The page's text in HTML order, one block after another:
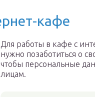
кафе
Для работы в кафе с
нужно позаботиться о
чтобы персональные
лицам.